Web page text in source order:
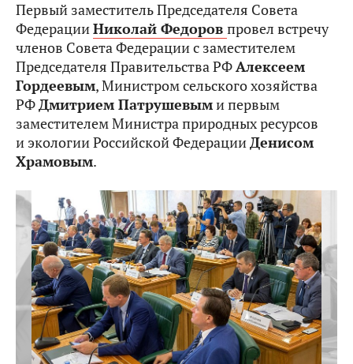
Первый заместитель Председателя Совета
ФедерацииНиколай Федоров провел встречу
членов Совета Федерации с заместителем
Председателя Правительства РФАлексеем
Гордеевым, Министром сельского хозяйства
РФДмитрием Патрушевыми первым
заместителем Министра природных ресурсов
и экологии Российской ФедерацииДенисом
Храмовым.